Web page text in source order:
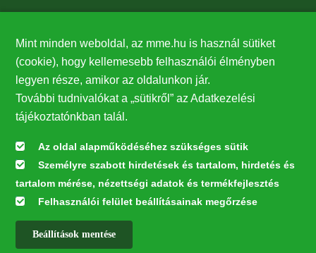
27224
Hírlevél feliratkozás
Értesüljön elsőként legfrissebb híreinkről, eseményeinkről!
Feliratkozás
Mint minden weboldal, az mme.hu is használ sütiket
(cookie), hogy kellemesebb felhasználói élményben
legyen része, amikor az oldalunkon jár.
További tudnivalókat a „sütikről” az Adatkezelési
tájékoztatónkban talál.
Az oldal alapműködéséhez szükséges sütik
Személyre szabott hirdetések és tartalom, hirdetés és
tartalom mérése, nézettségi adatok és termékfejlesztés
Felhasználói felület beállításainak megőrzése
Beállítások mentése